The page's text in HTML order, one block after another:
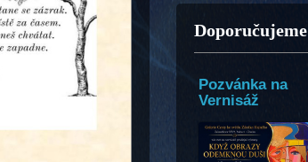
Doporučujeme
Pozvánka na
Vernisáž